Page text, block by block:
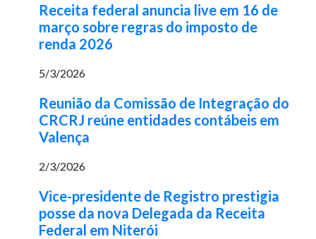
Receita federal anuncia live em 16 de
março sobre regras do imposto de
renda 2026
5/3/2026
Reunião da Comissão de Integração do
CRCRJ reúne entidades contábeis em
Valença
2/3/2026
Vice-presidente de Registro prestigia
posse da nova Delegada da Receita
Federal em Niterói